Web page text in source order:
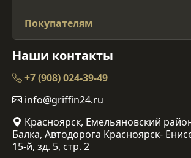
Покупателям
Наши контакты
+7 (908) 024-39-49
info@griffin24.ru
Красноярск, Емельяновский
Балка, Автодорога Красноярск-
15-й, зд. 5, стр. 2